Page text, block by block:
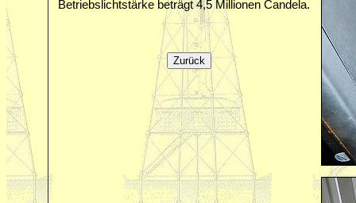
Betriebslichtstärke beträgt 4,5 Millionen Candela.